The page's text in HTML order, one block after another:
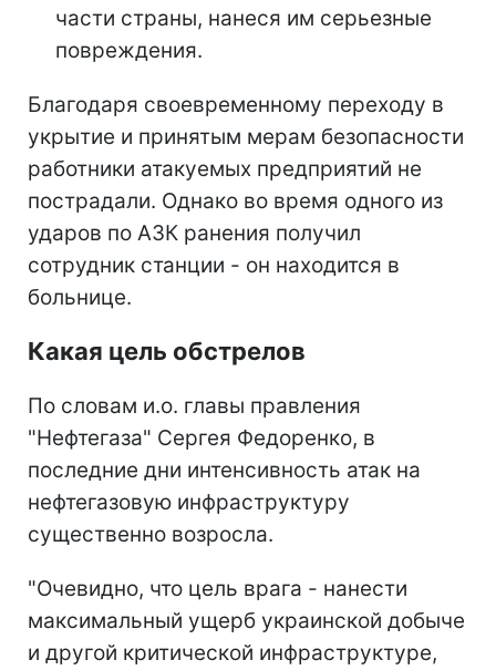
части страны, нанеся им серьезные
повреждения.
Благодаря своевременному переходу в
укрытие и принятым мерам безопасности
работники атакуемых предприятий не
пострадали. Однако во время одного из
ударов по АЗК ранения получил
сотрудник станции - он находится в
больнице.
Какая цель обстрелов
По словам и.о. главы правления
"Нефтегаза" Сергея Федоренко, в
последние дни интенсивность атак на
нефтегазовую инфраструктуру
существенно возросла.
"Очевидно, что цель врага - нанести
максимальный ущерб украинской добыче
и другой критической инфраструктуре,